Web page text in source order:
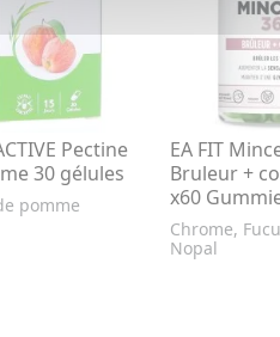
Pectine
30 gélules
pomme
EA FIT
Bruleur +
x60
Chrome,
Nopal